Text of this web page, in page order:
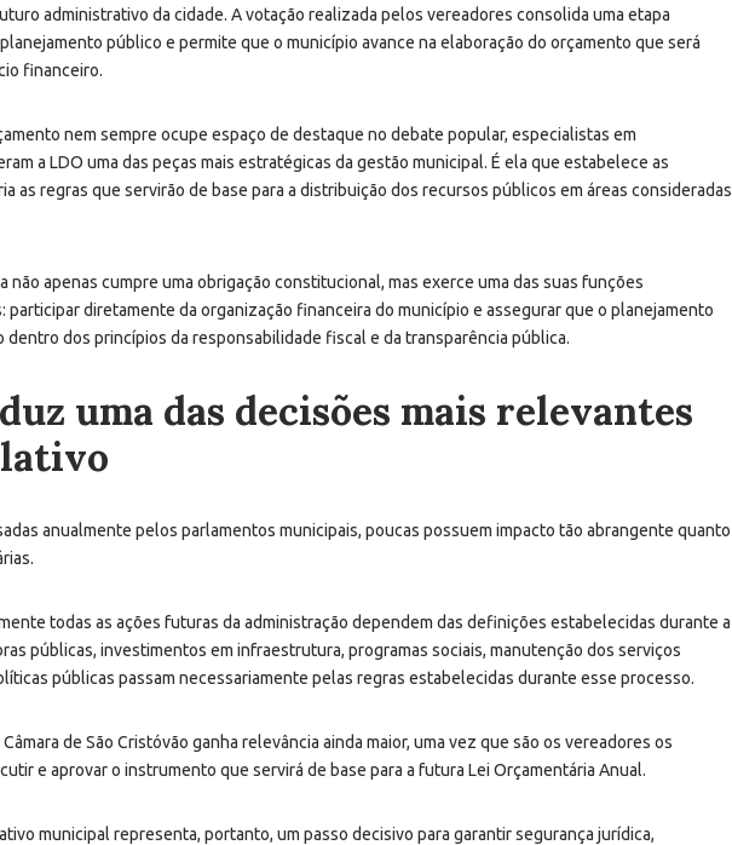
administrativo da cidade. A votação realizada pelos vereadores consolida uma etapa
público e permite que o município avance na elaboração do orçamento que será
financeiro.
nem sempre ocupe espaço de destaque no debate popular, especialistas em
a LDO uma das peças mais estratégicas da gestão municipal. É ela que estabelece as
as regras que servirão de base para a distribuição dos recursos públicos em áreas consideradas
não apenas cumpre uma obrigação constitucional, mas exerce uma das suas funções
participar diretamente da organização financeira do município e assegurar que o planejamento
dos princípios da responsabilidade fiscal e da transparência pública.
uma das decisões mais relevantes
anualmente pelos parlamentos municipais, poucas possuem impacto tão abrangente quanto
todas as ações futuras da administração dependem das definições estabelecidas durante a
públicas, investimentos em infraestrutura, programas sociais, manutenção dos serviços
públicas passam necessariamente pelas regras estabelecidas durante esse processo.
de São Cristóvão ganha relevância ainda maior, uma vez que são os vereadores os
e aprovar o instrumento que servirá de base para a futura Lei Orçamentária Anual.
municipal representa, portanto, um passo decisivo para garantir segurança jurídica,